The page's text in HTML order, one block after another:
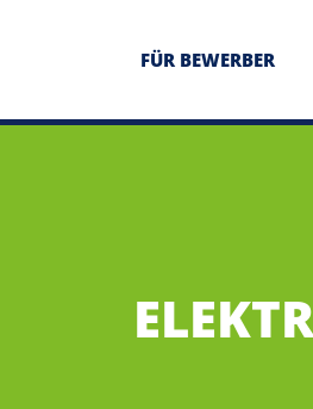
FÜR BEWERBER